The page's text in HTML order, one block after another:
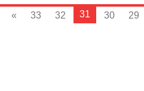
29
30
31
32
33
»